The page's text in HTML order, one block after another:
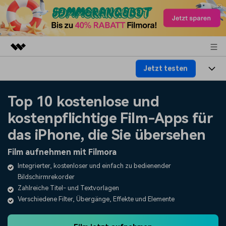
Dienstprogramme
Business
Überblick
Lösungen
Über uns
Shop
Support
Jetzt testen
Plattformen
Funktionen
Assets
KI
Video/Foto
Audio
Wer
Video-Lösungen
Ressourcen
Über 100 heiße Video-
Beherrschen Sie
Hilfe-Center
Top 10 kostenlose und
kostenpflichtige Film-Apps für
das iPhone, die Sie übersehen
Film aufnehmen mit Filmora
Integrierter, kostenloser und einfach zu bedienender
Bildschirmrekorder
Zahlreiche Titel- und Textvorlagen
Verschiedene Filter, Übergänge, Effekte und Elemente